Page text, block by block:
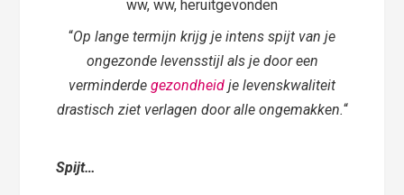
“Op lange termijn krijg je intens spijt van je
ongezonde levensstijl als je door een
verminderde gezondheid je levenskwaliteit
drastisch ziet verlagen door alle ongemakken.“
Spijt…